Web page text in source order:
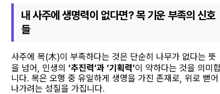
내 사주에 생명력이 없다면? 목 기운 부족의 신호
들
사주에 목(木)이 부족하다는 것은 단순히 나무가 없다는 뜻
을 넘어, 인생의 ‘추진력’과 ‘기획력’이 약하다는 것을 의미
니다. 목은 오행 중 유일하게 생명을 가진 존재로, 위로 뻗어
나가려는 성질을 가집니다.